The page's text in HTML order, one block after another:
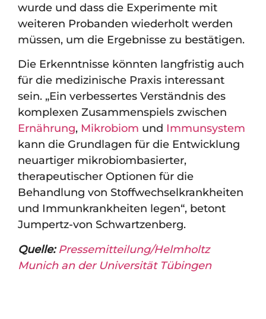
wurde und dass die Experimente mit
weiteren Probanden wiederholt werden
müssen, um die Ergebnisse zu bestätigen.
Die Erkenntnisse könnten langfristig auch
für die medizinische Praxis interessant
sein. „Ein verbessertes Verständnis des
komplexen Zusammenspiels zwischen
Ernährung, Mikrobiom und Immunsystem
kann die Grundlagen für die Entwicklung
neuartiger mikrobiombasierter,
therapeutischer Optionen für die
Behandlung von Stoffwechselkrankheiten
und Immunkrankheiten legen“, betont
Jumpertz-von Schwartzenberg.
Quelle: Pressemitteilung/Helmholtz
Munich an der Universität Tübingen